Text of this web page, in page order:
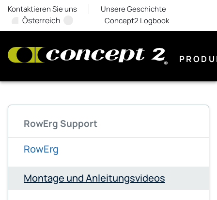
Kontaktieren Sie uns Unsere Geschichte
Österreich Concept2 Logbook
RowErg Support
RowErg
Montage und Anleitungsvideos